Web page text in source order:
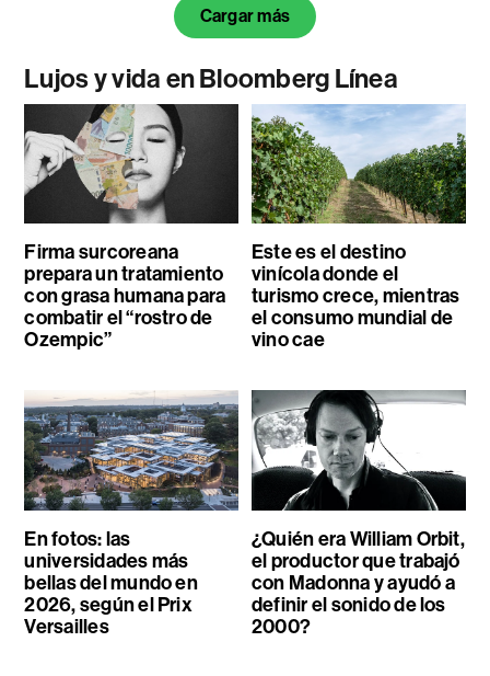
Cargar más
Lujos y vida en Bloomberg Línea
Firma surcoreana
prepara un tratamiento
con grasa humana para
combatir el “rostro de
Ozempic”
Este es el destino
vinícola donde el
turismo crece, mientras
el consumo mundial de
vino cae
En fotos: las
universidades más
bellas del mundo en
2026, según el Prix
Versailles
¿Quién era William Orbit,
el productor que trabajó
con Madonna y ayudó a
definir el sonido de los
2000?